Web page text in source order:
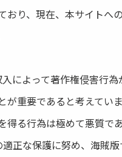
おり、現在、本サイトへ
によって著作権侵害行
が重要であると考えてい
る行為は極めて悪質で
正な保護に努め、海賊